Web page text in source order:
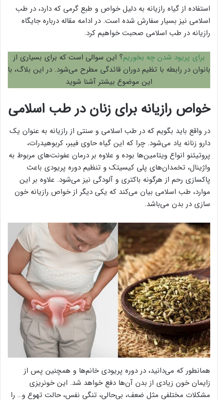
استفاده از گیاه رازیانه به دلیل خواص و طبع گرمی که دارد، در طب
اسلامی نیز بسیار سفارش شده است. در ادامه مقاله درباره جایگاه
رازیانه در طب اسلامی صحبت خواهیم کرد.
برای پریود شدن چه بخوریم؟ این سوالی است که برای بسیاری از
بانوان در رابطه با تظیم دوران قائدگی مطرح می‌شود. در این بلاگ، با
این موضوع بیشتر آشنا شوید
خواص رازیانه برای زنان در طب اسلامی
در واقع باید بگویم که در طب اسلامی و سنتی از رازیانه به عنوان یک
دارو زنانه یاد می‌شود. چرا که این گیاه حاوی فیبر، کربوهیدرات،
پروتیئنو انواع ویتامین‌ها بوده و علاوه بر درمان عفونت‌های مربوط به
واژینال، تخمدان‌های پلی کیسیتک و تنظیم دوره پریودی باعث
پاکسازی رحم از هرگونه باکتری و آلودگی نیز می‌شود. علاوه بر این
موارد، طب اسلامی بیان می‌کند که یکی دیگر از خواص رازیانه خون‌
سازی در بدن می‌باشد.
همانطور که می‌دانید، در دوره پریودی خانم‌ها و همچنین پس از
زایمان خون زیادی از بدن آن‌ها دفع خواهد شد. این خونریزی
مشکلات مختلفی مثل ضعف، بی‌حالی، تنگی نفس، حالت تهوع و… را